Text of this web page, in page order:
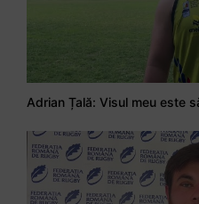
Adrian Țală: Visul meu este